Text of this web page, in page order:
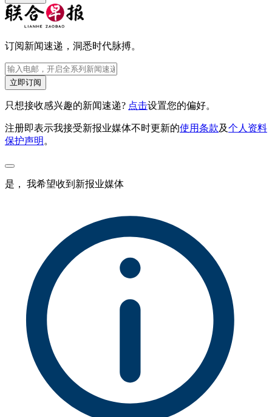
订阅新闻速递，洞悉时代脉搏。
立即订阅
只想接收感兴趣的新闻速递? 点击设置您的偏好。
注册即表示我接受新报业媒体不时更新的使用条款及个人资料
保护声明 。
是， 我希望收到新报业媒体